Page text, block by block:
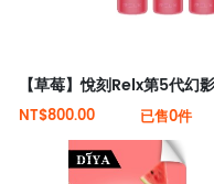
NT$800.00 已售0件